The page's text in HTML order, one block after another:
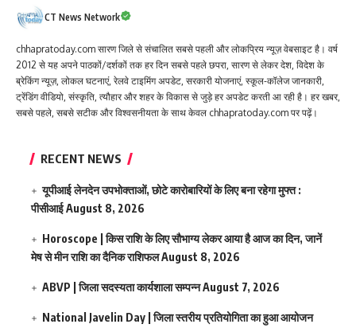
CT News Network
chhapratoday.com सारण जिले से संचालित सबसे पहली और लोकप्रिय न्यूज़ वेबसाइट है। वर्ष
2012 से यह अपने पाठकों/दर्शकों तक हर दिन सबसे पहले छपरा, सारण से लेकर देश, विदेश के
ब्रेकिंग न्यूज़, लोकल घटनाएं, रेलवे टाइमिंग अपडेट, सरकारी योजनाएं, स्कूल-कॉलेज जानकारी,
ट्रेंडिंग वीडियो, संस्कृति, त्यौहार और शहर के विकास से जुड़े हर अपडेट करती आ रही है। हर खबर,
सबसे पहले, सबसे सटीक और विश्वसनीयता के साथ केवल chhapratoday.com पर पढ़ें।
RECENT NEWS
यूपीआई लेनदेन उपभोक्ताओं, छोटे कारोबारियों के लिए बना रहेगा मुफ्त :
पीसीआईAugust 8, 2026
Horoscope | किस राशि के लिए सौभाग्य लेकर आया है आज का दिन, जानें
मेष से मीन राशि का दैनिक राशिफलAugust 8, 2026
ABVP | जिला सदस्यता कार्यशाला सम्पन्नAugust 7, 2026
National Javelin Day | जिला स्तरीय प्रतियोगिता का हुआ आयोजन